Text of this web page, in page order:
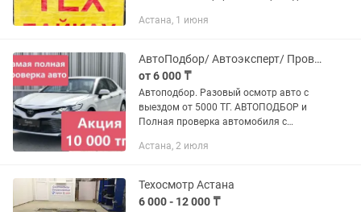
на 6 месяцев Все регионы РК, Росс.
Астана, 1 июня
АвтоПодбор/ Автоэксперт/ Проверка авто перед покупкой/ толщиномер
от 6 000 ₸
Автоподбор. Разовый осмотр авто с
выездом от 5000 ТГ. АВТОПОДБОР и
Полная проверка автомобиля с
выездному осмотру авто специальным
Астана, 2 июля
Техосмотр Астана
6 000 - 12 000 ₸